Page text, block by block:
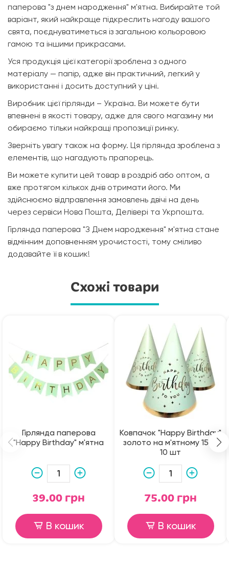
паперова "з днем народження" м'ятна. Вибирайте той
варіант, який найкраще підкреслить нагоду вашого
свята, поєднуватиметься із загальною кольоровою
гамою та іншими прикрасами.
Уся продукція цієї категорії зроблена з одного
матеріалу — папір, адже він практичний, легкий у
використанні і досить доступний у ціні.
Виробник цієї гірлянди – Україна. Ви можете бути
впевнені в якості товару, адже для свого магазину ми
обираємо тільки найкращі пропозиції ринку.
Зверніть увагу також на форму. Ця гірлянда зроблена з
елементів, що нагадують прапорець.
Ви можете купити цей товар в роздріб або оптом, а
вже протягом кількох днів отримати його. Ми
здійснюємо відправлення замовлень двічі на день
через сервіси Нова Пошта, Делівері та Укрпошта.
Гірлянда паперова "З Днем народження" м'ятна стане
відмінним доповненням урочистості, тому сміливо
додавайте її в кошик!
Схожі товари
Гірлянда паперова
"Happy Birthday" м'ятна
39.00 грн
В кошик
Ковпачок "Happy Birthday"
золото на м'ятному 15см
10 шт
75.00 грн
В кошик